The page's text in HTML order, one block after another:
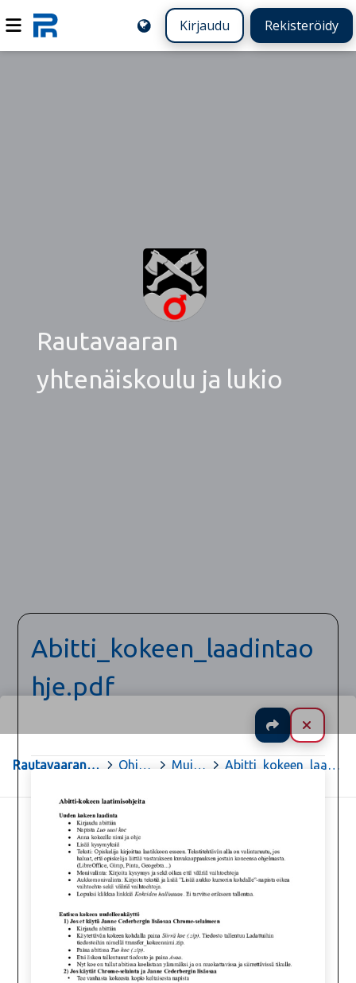
Kirjaudu Rekisteröidy
Rautavaaran
yhtenäiskoulu ja lukio
Rautavaaran yhtenäiskoulu ja lukio > Ohjeita > Muita ohjeita Abitti_kokeen_laadintaohje.pdf
Abitti_kokeen_laadintao
hje.pdf
Jaa